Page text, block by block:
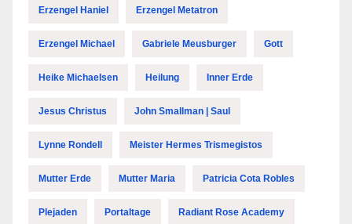
Erzengel Haniel Erzengel Metatron
Erzengel Michael Gabriele Meusburger Gott
Heike Michaelsen Heilung Inner Erde
Jesus Christus John Smallman | Saul
Lynne Rondell Meister Hermes Trismegistos
Mutter Erde Mutter Maria Patricia Cota Robles
Plejaden Portaltage Radiant Rose Academy